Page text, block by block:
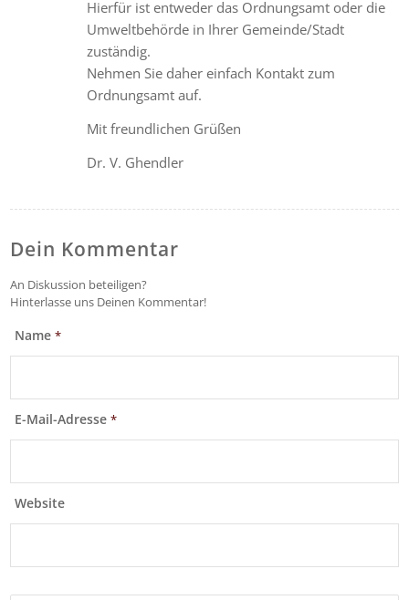
Hierfür ist entweder das Ordnungsamt oder die
Umweltbehörde in Ihrer Gemeinde/Stadt
zuständig.
Nehmen Sie daher einfach Kontakt zum
Ordnungsamt auf.
Mit freundlichen Grüßen
Dr. V. Ghendler
Dein Kommentar
An Diskussion beteiligen?
Hinterlasse uns Deinen Kommentar!
Name*
E-Mail-Adresse*
Website